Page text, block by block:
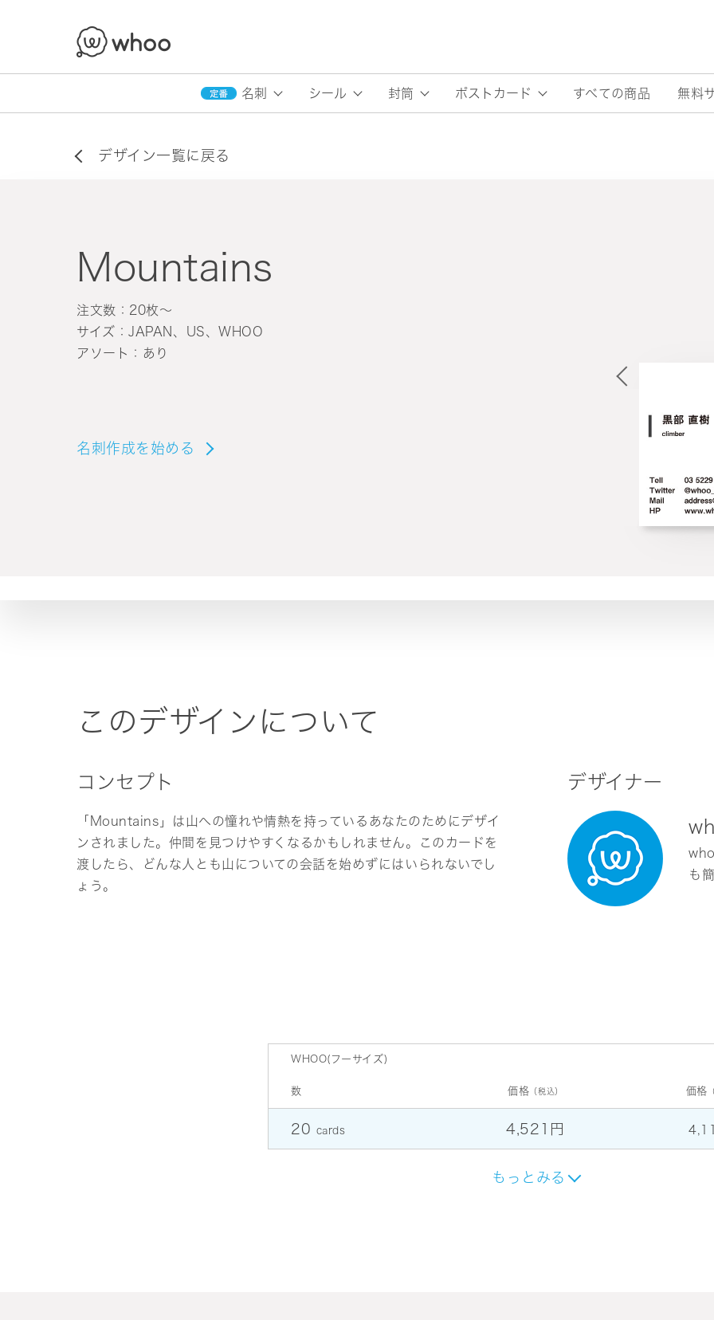
名刺 シール 封筒 ポストカード すべての商品 無料
デザイン一覧に戻る
Mountains
注文数：20枚〜
サイズ：JAPAN、US、WHOO
アソート：あり
名刺作成を始める
このデザインについて
コンセプト
「Mountains」は山への憧れや情熱を持っているあなたのためにデザイ
ンされました。仲間を見つけやすくなるかもしれません。このカードを
渡したら、どんな人とも山についての会話を始めずにはいられないでし
ょう。
デザイナー
も
WHOO(フーサイズ)
数 価格 （税込） 価格
20 cards 4,521円
もっとみる